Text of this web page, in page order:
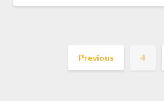
Previous 4